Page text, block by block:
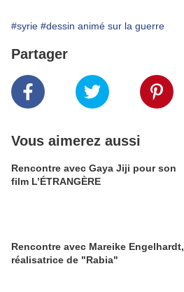
#syrie #dessin animé sur la guerre
Partager
Vous aimerez aussi
Rencontre avec Gaya Jiji pour son
film L’ÉTRANGÈRE
Rencontre avec Mareike Engelhardt,
réalisatrice de "Rabia"